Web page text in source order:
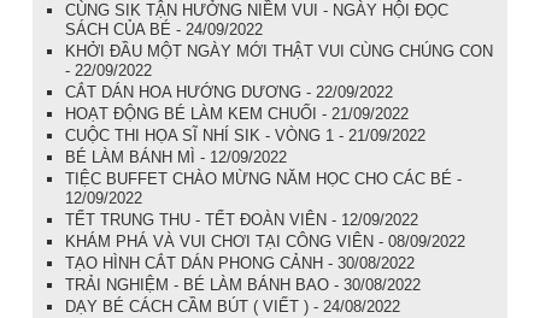
CÙNG SIK TẬN HƯỞNG NIỀM VUI - NGÀY HỘI ĐỌC
SÁCH CỦA BÉ - 24/09/2022
KHỞI ĐẦU MỘT NGÀY MỚI THẬT VUI CÙNG CHÚNG CON
- 22/09/2022
CẮT DÁN HOA HƯỚNG DƯƠNG - 22/09/2022
HOẠT ĐỘNG BÉ LÀM KEM CHUỐI - 21/09/2022
CUỘC THI HỌA SĨ NHÍ SIK - VÒNG 1 - 21/09/2022
BÉ LÀM BÁNH MÌ - 12/09/2022
TIỆC BUFFET CHÀO MỪNG NĂM HỌC CHO CÁC BÉ -
12/09/2022
TẾT TRUNG THU - TẾT ĐOÀN VIÊN - 12/09/2022
KHÁM PHÁ VÀ VUI CHƠI TẠI CÔNG VIÊN - 08/09/2022
TẠO HÌNH CẮT DÁN PHONG CẢNH - 30/08/2022
TRẢI NGHIỆM - BÉ LÀM BÁNH BAO - 30/08/2022
DẠY BÉ CÁCH CẦM BÚT ( VIẾT ) - 24/08/2022